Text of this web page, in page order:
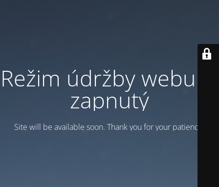
Režim údržby webu je
zapnutý
Site will be available soon. Thank you for your patience!